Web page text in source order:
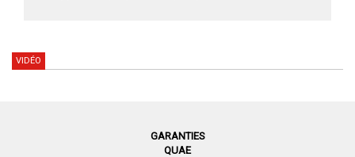
VIDÉO
GARANTIES
QUAE